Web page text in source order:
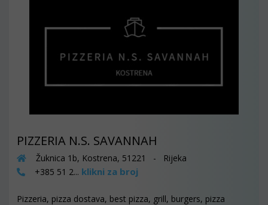
PIZZERIA N.S. SAVANNAH
Žuknica 1b, Kostrena, 51221 - Rijeka
+385 51 2... klikni za broj
Pizzeria, pizza dostava, best pizza, grill, burgers, pizza